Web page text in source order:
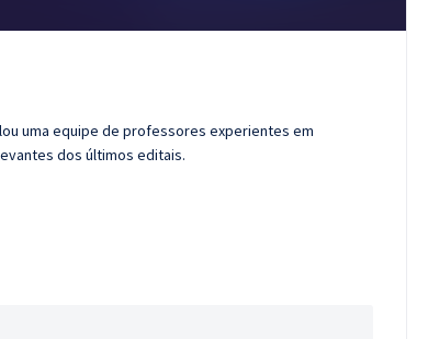
uma equipe de professores experientes em
dos últimos editais.